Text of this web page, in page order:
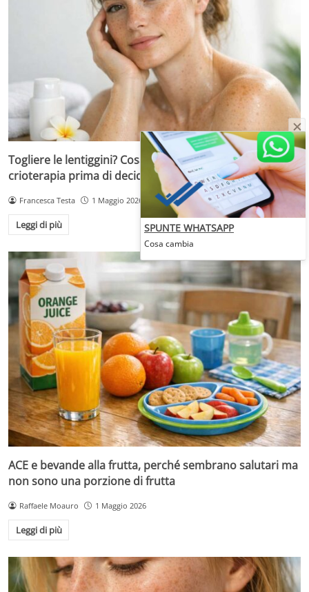
Togliere le lentiggini? Cosa sapere su laser, peeling e
crioterapia prima di decidere
Francesca Testa 1 Maggio 2026
Leggi di più
ACE e bevande alla frutta, perché sembrano salutari ma
non sono una porzione di frutta
Raffaele Moauro 1 Maggio 2026
Leggi di più
SPUNTE WHATSAPP
Cosa cambia